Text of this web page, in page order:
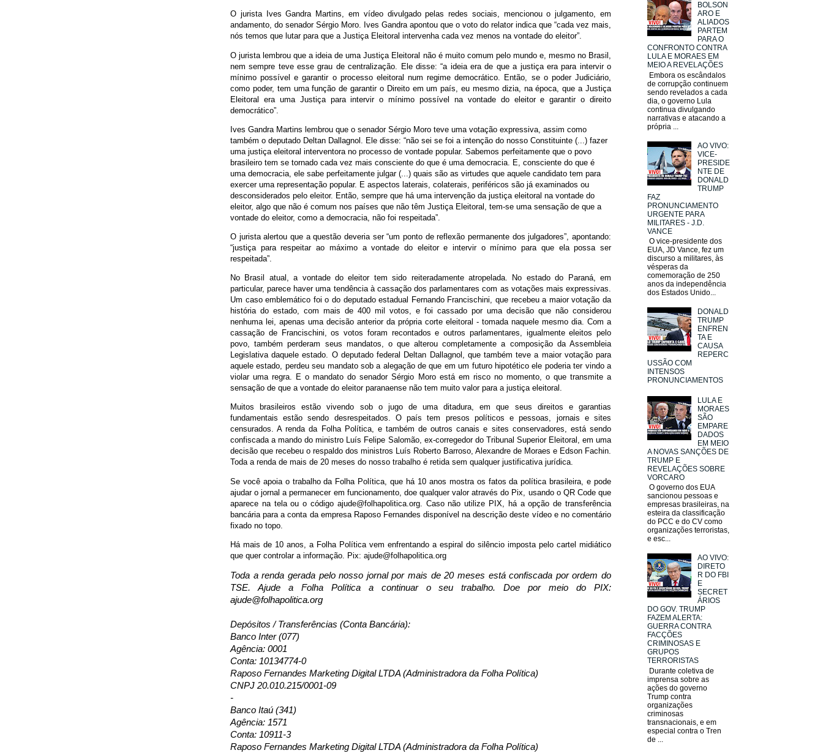
O jurista Ives Gandra Martins, em vídeo divulgado pelas redes sociais, mencionou o julgamento, em
andamento, do senador Sérgio Moro. Ives Gandra apontou que o voto do relator indica que “cada vez mais,
nós temos que lutar para que a Justiça Eleitoral intervenha cada vez menos na vontade do eleitor”.
O jurista lembrou que a ideia de uma Justiça Eleitoral não é muito comum pelo mundo e, mesmo no Brasil,
nem sempre teve esse grau de centralização. Ele disse: “a ideia era de que a justiça era para intervir o
mínimo possível e garantir o processo eleitoral num regime democrático. Então, se o poder Judiciário,
como poder, tem uma função de garantir o Direito em um país, eu mesmo dizia, na época, que a Justiça
Eleitoral era uma Justiça para intervir o mínimo possível na vontade do eleitor e garantir o direito
democrático”.
Ives Gandra Martins lembrou que o senador Sérgio Moro teve uma votação expressiva, assim como
também o deputado Deltan Dallagnol. Ele disse: “não sei se foi a intenção do nosso Constituinte (...) fazer
uma justiça eleitoral interventora no processo de vontade popular. Sabemos perfeitamente que o povo
brasileiro tem se tornado cada vez mais consciente do que é uma democracia. E, consciente do que é
uma democracia, ele sabe perfeitamente julgar (...) quais são as virtudes que aquele candidato tem para
exercer uma representação popular. E aspectos laterais, colaterais, periféricos são já examinados ou
desconsiderados pelo eleitor. Então, sempre que há uma intervenção da justiça eleitoral na vontade do
eleitor, algo que não é comum nos países que não têm Justiça Eleitoral, tem-se uma sensação de que a
vontade do eleitor, como a democracia, não foi respeitada”.
O jurista alertou que a questão deveria ser “um ponto de reflexão permanente dos julgadores”, apontando:
“justiça para respeitar ao máximo a vontade do eleitor e intervir o mínimo para que ela possa ser
respeitada”.
No Brasil atual, a vontade do eleitor tem sido reiteradamente atropelada. No estado do Paraná, em
particular, parece haver uma tendência à cassação dos parlamentares com as votações mais expressivas.
Um caso emblemático foi o do deputado estadual Fernando Francischini, que recebeu a maior votação da
história do estado, com mais de 400 mil votos, e foi cassado por uma decisão que não considerou
nenhuma lei, apenas uma decisão anterior da própria corte eleitoral - tomada naquele mesmo dia. Com a
cassação de Francischini, os votos foram recontados e outros parlamentares, igualmente eleitos pelo
povo, também perderam seus mandatos, o que alterou completamente a composição da Assembleia
Legislativa daquele estado. O deputado federal Deltan Dallagnol, que também teve a maior votação para
aquele estado, perdeu seu mandato sob a alegação de que em um futuro hipotético ele poderia ter vindo a
violar uma regra. E o mandato do senador Sérgio Moro está em risco no momento, o que transmite a
sensação de que a vontade do eleitor paranaense não tem muito valor para a justiça eleitoral.
Muitos brasileiros estão vivendo sob o jugo de uma ditadura, em que seus direitos e garantias
fundamentais estão sendo desrespeitados. O país tem presos políticos e pessoas, jornais e sites
censurados. A renda da Folha Política, e também de outros canais e sites conservadores, está sendo
confiscada a mando do ministro Luís Felipe Salomão, ex-corregedor do Tribunal Superior Eleitoral, em uma
decisão que recebeu o respaldo dos ministros Luís Roberto Barroso, Alexandre de Moraes e Edson Fachin.
Toda a renda de mais de 20 meses do nosso trabalho é retida sem qualquer justificativa jurídica.
Se você apoia o trabalho da Folha Política, que há 10 anos mostra os fatos da política brasileira, e pode
ajudar o jornal a permanecer em funcionamento, doe qualquer valor através do Pix, usando o QR Code que
aparece na tela ou o código ajude@folhapolitica.org. Caso não utilize PIX, há a opção de transferência
bancária para a conta da empresa Raposo Fernandes disponível na descrição deste vídeo e no comentário
fixado no topo.
Há mais de 10 anos, a Folha Política vem enfrentando a espiral do silêncio imposta pelo cartel midiático
que quer controlar a informação. Pix: ajude@folhapolitica.org
Toda a renda gerada pelo nosso jornal por mais de 20 meses está confiscada por ordem do
TSE. Ajude a Folha Política a continuar o seu trabalho. Doe por meio do PIX:
ajude@folhapolitica.org
Depósitos / Transferências (Conta Bancária):
Banco Inter (077)
Agência: 0001
Conta: 10134774-0
Raposo Fernandes Marketing Digital LTDA (Administradora da Folha Política)
CNPJ 20.010.215/0001-09
-
Banco Itaú (341)
Agência: 1571
Conta: 10911-3
Raposo Fernandes Marketing Digital LTDA (Administradora da Folha Política)
BOLSON
ARO E
ALIADOS
PARTEM
PARA O
CONFRONTO CONTRA
LULA E MORAES EM
MEIO A REVELAÇÕES
Embora os escândalos
de corrupção continuem
sendo revelados a cada
dia, o governo Lula
continua divulgando
narrativas e atacando a
própria ...
AO VIVO:
VICE-
PRESIDE
NTE DE
DONALD
TRUMP
FAZ
PRONUNCIAMENTO
URGENTE PARA
MILITARES - J.D.
VANCE
O vice-presidente dos
EUA, JD Vance, fez um
discurso a militares, às
vésperas da
comemoração de 250
anos da independência
dos Estados Unido...
DONALD
TRUMP
ENFREN
TA E
CAUSA
REPERC
USSÃO COM
INTENSOS
PRONUNCIAMENTOS
LULA E
MORAES
SÃO
EMPARE
DADOS
EM MEIO
A NOVAS SANÇÕES DE
TRUMP E
REVELAÇÕES SOBRE
VORCARO
O governo dos EUA
sancionou pessoas e
empresas brasileiras, na
esteira da classificação
do PCC e do CV como
organizações terroristas,
e esc...
AO VIVO:
DIRETO
R DO FBI
E
SECRET
ÁRIOS
DO GOV. TRUMP
FAZEM ALERTA:
GUERRA CONTRA
FACÇÕES
CRIMINOSAS E
GRUPOS
TERRORISTAS
Durante coletiva de
imprensa sobre as
ações do governo
Trump contra
organizações
criminosas
transnacionais, e em
especial contra o Tren
de ...